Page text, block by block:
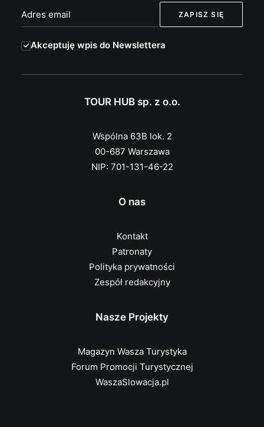
Akceptuję wpis do Newslettera
TOUR HUB sp. z o.o.
Wspólna 63B lok. 2
00-687 Warszawa
NIP: 701-131-46-22
O nas
Kontakt
Patronaty
Polityka prywatności
Zespół redakcyjny
Nasze Projekty
Magazyn Wasza Turystyka
Forum Promocji Turystycznej
WaszaSlowacja.pl